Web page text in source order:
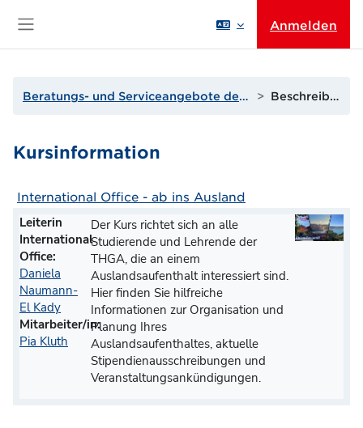
Anmelden
Beratungs- und Serviceangebote der THGA Beschreibung
Kursinformation
International Office - ab ins Ausland
Der Kurs richtet sich an alle
Studierende und Lehrende der
THGA, die an einem
Auslandsaufenthalt interessiert sind.
Hier finden Sie hilfreiche
Informationen zur Organisation und
Planung Ihres
Auslandsaufenthaltes, aktuelle
Stipendienausschreibungen und
Veranstaltungsankündigungen.
Leiterin
International
Office:
Daniela
Naumann-
El Kady
Mitarbeiter/in:
Pia Kluth